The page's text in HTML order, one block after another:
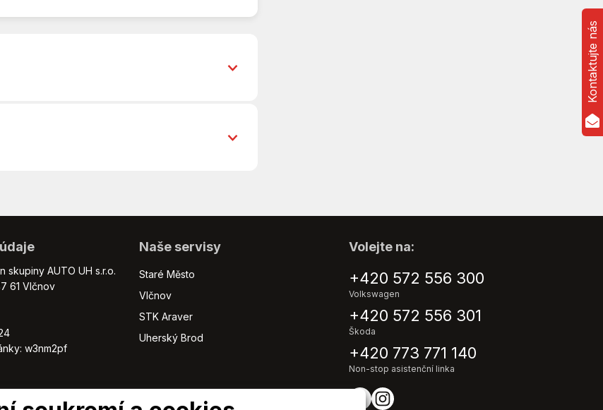
volant
Přední světla LED
světel
podvozku (ESP)
stěrač
na protiúčet !
skupiny AUTO UH s.r.o.
61 Vlčnov
w3nm2pf
Naše servisy
Staré Město
Vlčnov
STK Araver
Uherský Brod
Volejte na:
+420 572 556 300
Volkswagen
+420 572 556 301
Škoda
+420 773 771 140
Non-stop asistenční linka
Kontaktujte nás